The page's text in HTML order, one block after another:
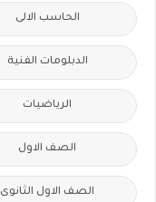
الحاسب الالى
الدبلومات الفنية
الرياضيات
الصف الاول
الصف الاول الثانوى